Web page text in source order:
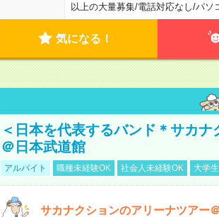
以上の大量募集/電話対応なし/パソ
気になる！
＜日本を代表するバンド＊サカ
＠日本武道館
アルバイト 職種未経験OK 社会人未経験OK 大学
サカナクションのアリーナツアー